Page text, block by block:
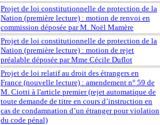
Projet de loi constitutionnelle de protection de la
Nation (première lecture) : motion de renvoi en
commission déposée par M. Noël Mamère
Projet de loi constitutionnelle de protection de la
Nation (première lecture) : motion de rejet
préalable déposée par Mme Cécile Duflot
Projet de loi relatif au droit des étrangers en
France (nouvelle lecture) : amendement n° 59 de
M. Ciotti à l'article premier (rejet automatique de
toute demande de titre en cours d’instruction en
cas de condamnation d’un étranger pour violation
du code pénal)